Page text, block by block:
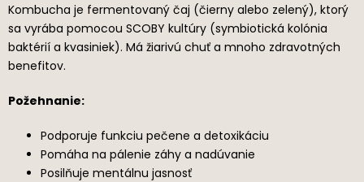
Kombucha je fermentovaný čaj (čierny alebo zelený), ktorý
sa vyrába pomocou SCOBY kultúry (symbiotická kolónia
baktérií a kvasiniek). Má žiarivú chuť a mnoho zdravotných
benefitov.
Požehnanie:
Podporuje funkciu pečene a detoxikáciu
Pomáha na pálenie záhy a nadúvanie
Posilňuje mentálnu jasnosť